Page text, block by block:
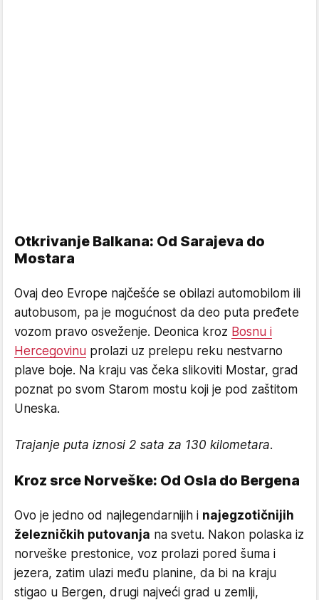
Otkrivanje Balkana: Od Sarajeva do
Mostara
Ovaj deo Evrope najčešće se obilazi automobilom ili
autobusom, pa je mogućnost da deo puta pređete
vozom pravo osveženje. Deonica kroz Bosnu i
Hercegovinu prolazi uz prelepu reku nestvarno
plave boje. Na kraju vas čeka slikoviti Mostar, grad
poznat po svom Starom mostu koji je pod zaštitom
Uneska.
Trajanje puta iznosi 2 sata za 130 kilometara.
Kroz srce Norveške: Od Osla do Bergena
Ovo je jedno od najlegendarnijih i najegzotičnijih
železničkih putovanja na svetu. Nakon polaska iz
norveške prestonice, voz prolazi pored šuma i
jezera, zatim ulazi među planine, da bi na kraju
stigao u Bergen, drugi najveći grad u zemlji,